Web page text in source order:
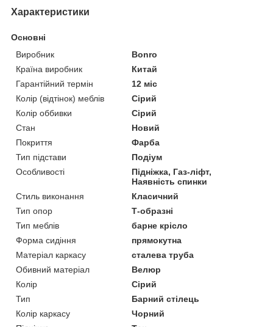
Характеристики
Основні
Виробник
Bonro
Країна виробник
Китай
Гарантійний термін
12 міс
Колір (відтінок) меблів
Сірий
Колір оббивки
Сірий
Стан
Новий
Покриття
Фарба
Тип підстави
Подіум
Особливості
Підніжка, Газ-ліфт,
Наявність спинки
Стиль виконання
Класичний
Тип опор
Т-образні
Тип меблів
барне крісло
Форма сидіння
прямокутна
Матеріал каркасу
сталева труба
Обивний матеріал
Велюр
Колір
Сірий
Тип
Барний стілець
Колір каркасу
Чорний